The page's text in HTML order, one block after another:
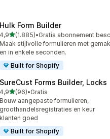
Hulk Form Builder
4,9van 5 sterren
(1.885)
recensies in totaal
•
Maak stijlvolle formulieren met gemak
en in enkele seconden.
Built for Shopify
SureCust Forms Builder, Locks
4,9van 5 sterren
(96)
96 recensies in totaal
•Gratis
Bouw aangepaste formulieren,
groothandelsregistraties en keur
klanten goed
Built for Shopify